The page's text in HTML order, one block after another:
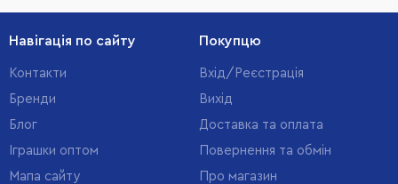
Навігація по сайту
Контакти
Бренди
Блог
Іграшки оптом
Мапа сайту
Покупцю
Вхід/Реєстрація
Вихід
Доставка та оплата
Повернення та обмін
Про магазин